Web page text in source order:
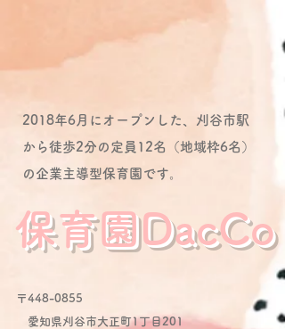
2018年6月にオープンした、刈谷市駅
から徒歩2分の定員12名（地域枠6名）
の企業主導型保育園です。
保育園DacCo
〒448-0855
愛知県刈谷市大正町1丁目201